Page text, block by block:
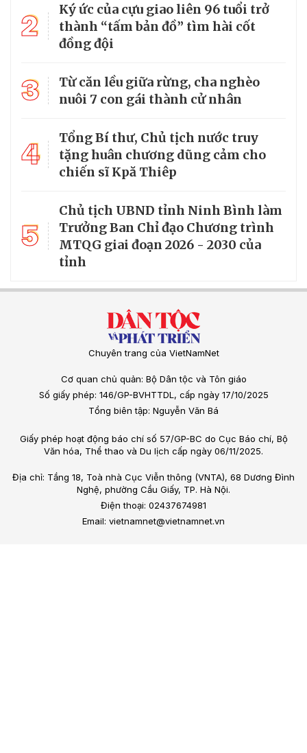
2
Ký ức của cựu giao liên 96 tuổi trở
thành “tấm bản đồ” tìm hài cốt
đồng đội
3
Từ căn lều giữa rừng, cha nghèo
nuôi 7 con gái thành cử nhân
4
Tổng Bí thư, Chủ tịch nước truy
tặng huân chương dũng cảm cho
chiến sĩ Kpă Thiêp
5
Chủ tịch UBND tỉnh Ninh Bình làm
Trưởng Ban Chỉ đạo Chương trình
MTQG giai đoạn 2026 - 2030 của
tỉnh
Chuyên trang của VietNamNet
Cơ quan chủ quản: Bộ Dân tộc và Tôn giáo
Số giấy phép: 146/GP-BVHTTDL, cấp ngày 17/10/2025
Tổng biên tập: Nguyễn Văn Bá
Giấy phép hoạt động báo chí số 57/GP-BC do Cục Báo chí, Bộ
Văn hóa, Thể thao và Du lịch cấp ngày 06/11/2025.
Địa chỉ: Tầng 18, Toà nhà Cục Viễn thông (VNTA), 68 Dương Đình
Nghệ, phường Cầu Giấy, TP. Hà Nội.
Điện thoại: 02437674981
Email: vietnamnet@vietnamnet.vn